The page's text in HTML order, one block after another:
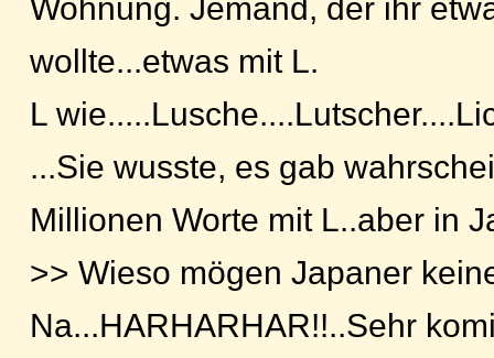
Wohnung. Jemand, der ihr
wollte...etwas mit L.
L
...Sie wusste, es gab
Millionen Worte mit L..aber in
>> Wieso mögen Japaner
Na...HARHARHAR!!..Sehr